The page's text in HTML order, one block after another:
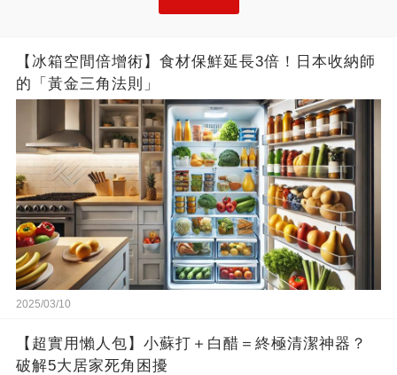
【冰箱空間倍增術】食材保鮮延長3倍！日本收納師
的「黃金三角法則」
2025/03/10
【超實用懶人包】小蘇打＋白醋＝終極清潔神器？
破解5大居家死角困擾